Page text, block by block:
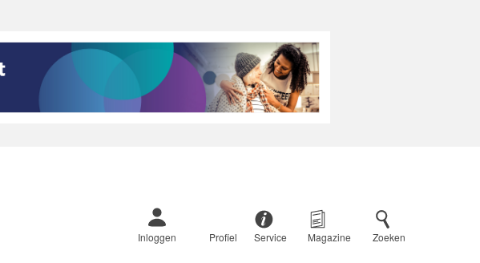
Inloggen Profiel Service Magazine Zoeken